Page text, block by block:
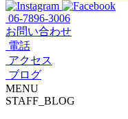
06-7896-3006
お問い合わせ
電話
アクセス
ブログ
MENU
STAFF_BLOG